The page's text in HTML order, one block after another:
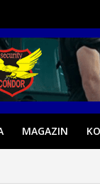
MAGAZIN